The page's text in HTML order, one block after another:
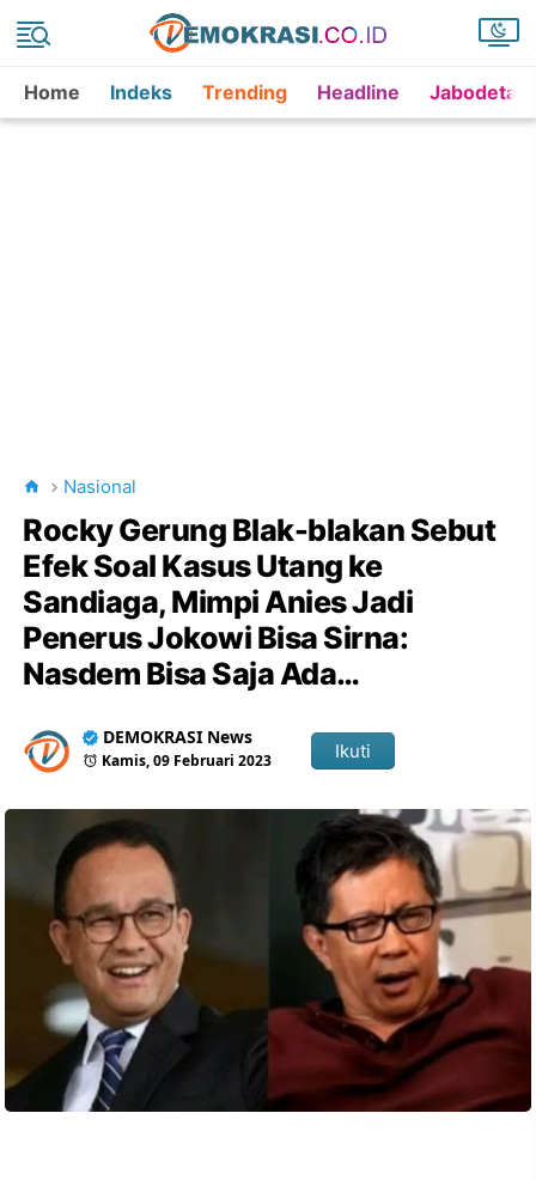
Home Indeks Trending Headline
Nasional
Rocky Gerung Blak-blakan Sebut
Efek Soal Kasus Utang ke
Sandiaga, Mimpi Anies Jadi
Penerus Jokowi Bisa Sirna:
Nasdem Bisa Saja Ada…
DEMOKRASI News
Kamis, 09 Februari 2023 Ikuti